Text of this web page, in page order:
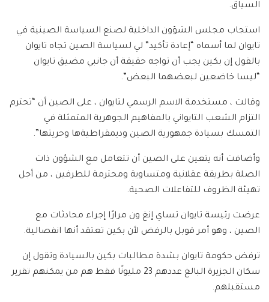
السياق.
استجاب مجلس الشؤون الداخلية لصنع السياسة الصينية في
تايوان لما أسماه “إعادة تأكيد” لي لسياسة الصين تجاه تايوان
بالقول إن بكين يجب أن تواجه حقيقة أن جانبي مضيق تايوان
“ليسا خاضعين لبعضهما البعض”.
وقالت ، مستخدمة الاسم الرسمي لتايوان ، على الصين أن “تحترم
التزام الشعب التايواني بالمفاهيم الجوهرية المتمثلة في
التمسك بسيادة جمهورية الصين وديمقراطيةها وحريتها”.
وأضافت أنه يتعين على الصين أن تتعامل مع الشؤون ذات
الصلة بطريقة عقلانية ومتساوية ومحترمة للطرفين ، من أجل
تهيئة الظروف للتفاعلات الصحية.
عرضت رئيسة تايوان تساي إنغ ون مرارًا إجراء محادثات مع
الصين ، وهو أمر قوبل بالرفض لأن بكين تعتقد أنها انفصالية.
ترفض حكومة تايوان بشدة مطالبات بكين بالسيادة وتقول إن
سكان الجزيرة البالغ عددهم 23 مليونًا فقط هم من يمكنهم تقرير
مستقبلهم.